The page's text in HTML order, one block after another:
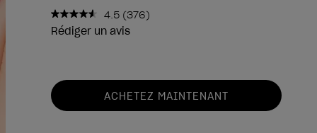
4.5 Lire
376
page.
(376)
Rédiger un avis
Forme du produit
ACHETEZ MAINTENANT